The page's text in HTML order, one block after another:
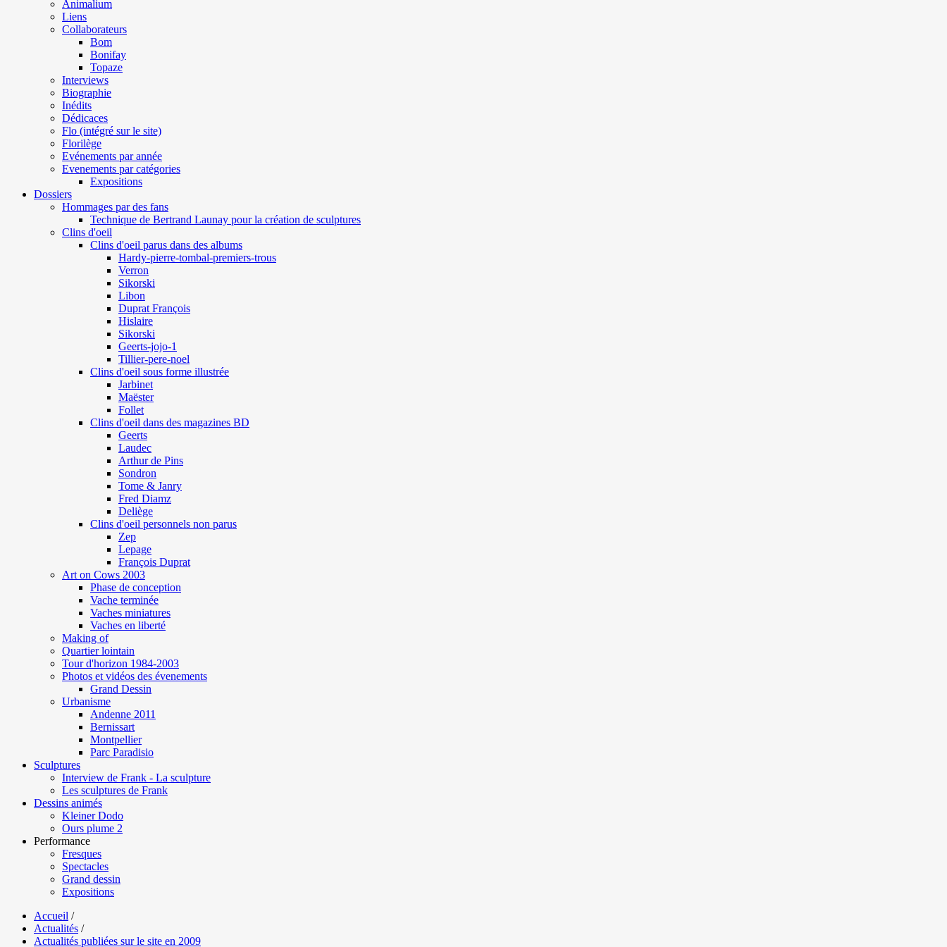
Animalium
Liens
Collaborateurs
Bom
Bonifay
Topaze
Interviews
Biographie
Inédits
Dédicaces
Flo (intégré sur le site)
Florilège
Evénements par année
Evenements par catégories
Expositions
Dossiers
Hommages par des fans
Technique de Bertrand Launay pour la création de sculptures
Clins d'oeil
Clins d'oeil parus dans des albums
Hardy-pierre-tombal-premiers-trous
Verron
Sikorski
Libon
Duprat François
Hislaire
Sikorski
Geerts-jojo-1
Tillier-pere-noel
Clins d'oeil sous forme illustrée
Jarbinet
Maëster
Follet
Clins d'oeil dans des magazines BD
Geerts
Laudec
Arthur de Pins
Sondron
Tome & Janry
Fred Diamz
Deliège
Clins d'oeil personnels non parus
Zep
Lepage
François Duprat
Art on Cows 2003
Phase de conception
Vache terminée
Vaches miniatures
Vaches en liberté
Making of
Quartier lointain
Tour d'horizon 1984-2003
Photos et vidéos des évenements
Grand Dessin
Urbanisme
Andenne 2011
Bernissart
Montpellier
Parc Paradisio
Sculptures
Interview de Frank - La sculpture
Les sculptures de Frank
Dessins animés
Kleiner Dodo
Ours plume 2
Performance
Fresques
Spectacles
Grand dessin
Expositions
Accueil /
Actualités /
Actualités publiées sur le site en 2009